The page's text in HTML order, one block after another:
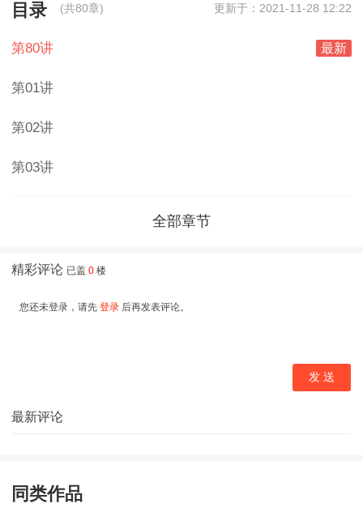
目录 (共80章) 更新于：2021-11-28 12:22
第80讲 最新
第01讲
第02讲
第03讲
全部章节
同类作品